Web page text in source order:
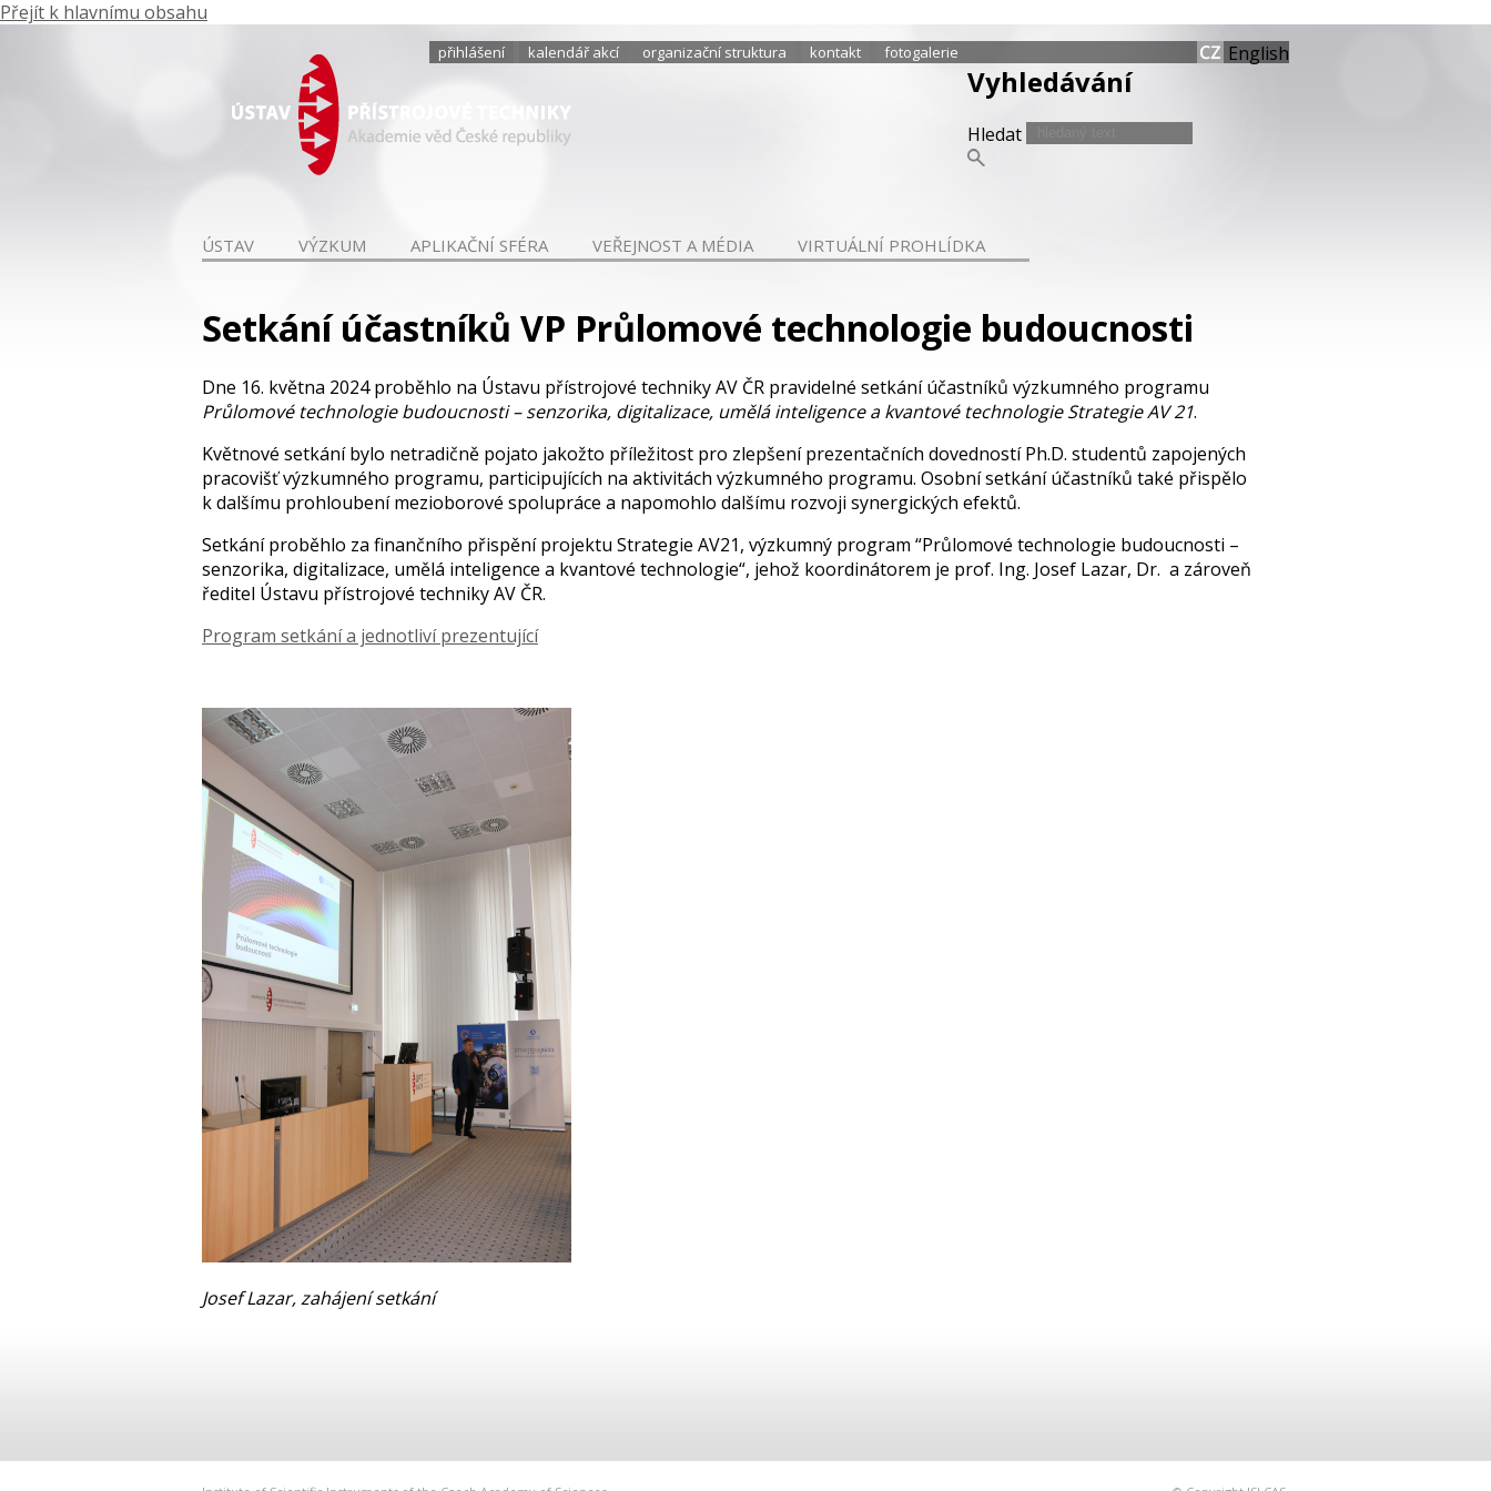
Přejít k hlavnímu obsahu
přihlášení kalendář akcí organizační struktura kontakt fotogalerie
Vyhledávání
Hledat
English
ÚSTAV VÝZKUM APLIKAČNÍ SFÉRA VEŘEJNOST A MÉDIA VIRTUÁLNÍ PROHLÍDKA
Setkání účastníků VP Průlomové technologie budoucnosti
Dne 16. května 2024 proběhlo na Ústavu přístrojové techniky AV ČR pravidelné setkání účastníků výzkumného programu
Průlomové technologie budoucnosti – senzorika, digitalizace, umělá inteligence a kvantové technologie Strategie AV 21.
Květnové setkání bylo netradičně pojato jakožto příležitost pro zlepšení prezentačních dovedností Ph.D. studentů zapojených
pracovišť výzkumného programu, participujících na aktivitách výzkumného programu. Osobní setkání účastníků také přispělo
k dalšímu prohloubení mezioborové spolupráce a napomohlo dalšímu rozvoji synergických efektů.
Setkání proběhlo za finančního přispění projektu Strategie AV21, výzkumný program “Průlomové technologie budoucnosti –
senzorika, digitalizace, umělá inteligence a kvantové technologie“, jehož koordinátorem je prof. Ing. Josef Lazar, Dr. a zároveň
ředitel Ústavu přístrojové techniky AV ČR.
Program setkání a jednotliví prezentující
Josef Lazar, zahájení setkání